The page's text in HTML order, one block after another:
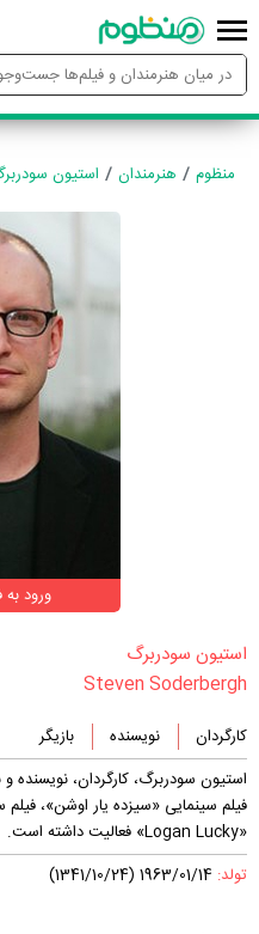
منظوم هنرمندان استیون
ورود
‏استیون سودربرگ‏
Steven Soderbergh
کارگردان
نویسنده
بازیگر
استیون سودربرگ، کارگردان، نویسنده
فیلم سینمایی «سیزده یار اوشن»، فیلم
«Logan Lucky» فعالیت داشته است.
تولد: